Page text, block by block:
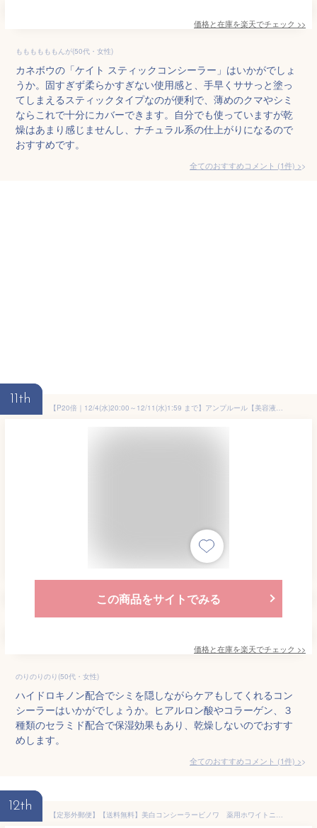
価格と在庫を楽天でチェック >>
ももももももんが(50代・女性)
カネボウの「ケイト スティックコンシーラー」はいかがでしょ
うか。固すぎず柔らかすぎない使用感と、手早くササっと塗っ
てしまえるスティックタイプなのが便利で、薄めのクマやシミ
ならこれで十分にカバーできます。自分でも使っていますが乾
燥はあまり感じませんし、ナチュラル系の仕上がりになるので
おすすめです。
全てのおすすめコメント (1件) >
11th
【P20倍｜12/4(水)20:00～12/11(水)1:59 まで】アンプルール【美容液コンシーラー(SPF50+/PA++++)】ラグジュアリーホワイト『コンシーラー HQ』 コラーゲン /ヒアルロン酸 /セラミド /美容液 /保湿 /目元 /クマ /ハイドロキノン /紫外線 /日焼け止め /ギフト
この商品をサイトでみる
価格と在庫を楽天でチェック >>
のりのりのり(50代・女性)
ハイドロキノン配合でシミを隠しながらケアもしてくれるコン
シーラーはいかがでしょうか。ヒアルロン酸やコラーゲン、３
種類のセラミド配合で保湿効果もあり、乾燥しないのでおすす
めします。
全てのおすすめコメント (1件) >
12th
【定形外郵便】【送料無料】美白コンシーラービノワ 薬用ホワイトニングコンシーラー【3.6g】【医薬部外品】【美白有効成分ビタミンC誘導体配合】(SER40258)